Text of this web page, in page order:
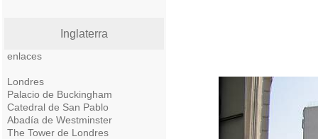
Inglaterra
enlaces
Londres
Palacio de Buckingham
Catedral de San Pablo
Abadía de Westminster
The Tower de Londres